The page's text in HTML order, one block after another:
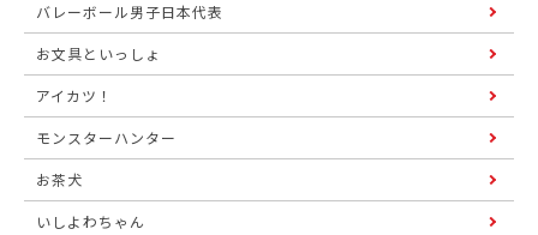
バレーボール男子日本代表
お文具といっしょ
アイカツ！
モンスターハンター
お茶犬
いしよわちゃん